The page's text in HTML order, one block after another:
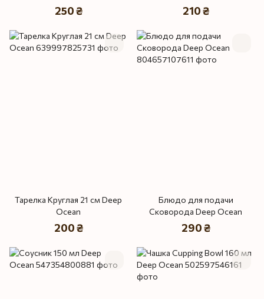
250 ₴ 210 ₴
Тарелка Круглая 21 см Deep
Ocean
200 ₴
Блюдо для подачи
Сковорода Deep Ocean
290 ₴